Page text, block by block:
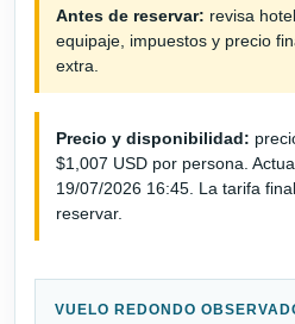
Antes de reservar: revisa
equipaje, impuestos y precio
extra.
Precio y disponibilidad:
$1,007 USD por persona.
19/07/2026 16:45. La tarifa
reservar.
VUELO REDONDO